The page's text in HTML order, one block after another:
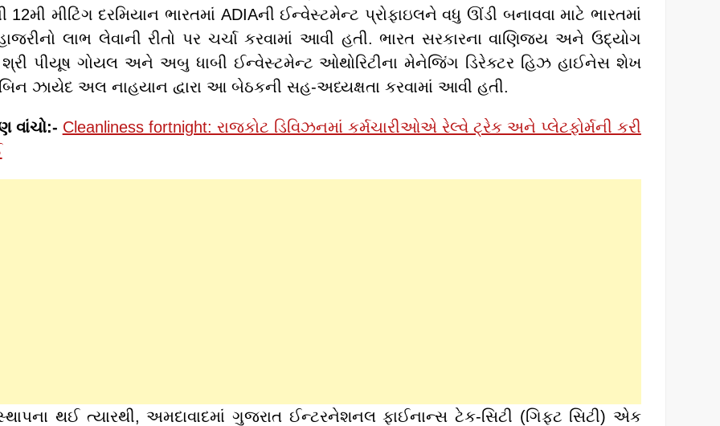
12મી મીટિંગ દરમિયાન ભારતમાં ADIAની ઈન્વેસ્ટમેન્ટ પ્રોફાઇલને વધુ ઊંડી બનાવવા માટે ભારતમાં
લાભ લેવાની રીતો પર ચર્ચા કરવામાં આવી હતી. ભારત સરકારના વાણિજ્ય અને ઉદ્યોગ
શ્રી પીયૂષ ગોયલ અને અબુ ધાબી ઈન્વેસ્ટમેન્ટ ઓથોરિટીના મેનેજિંગ ડિરેક્ટર હિઝ હાઈનેસ શેખ
ઝાયેદ અલ નાહયાન દ્વારા આ બેઠકની સહ-અધ્યક્ષતા કરવામાં આવી હતી.
વાંચો:- Cleanliness fortnight: રાજકોટ ડિવિઝનમાં કર્મચારીઓએ રેલ્વે ટ્રેક અને પ્લેટફોર્મની કરી
થઈ ત્યારથી, અમદાવાદમાં ગુજરાત ઈન્ટરનેશનલ ફાઈનાન્સ ટેક-સિટી (ગિફ્ટ સિટી) એક